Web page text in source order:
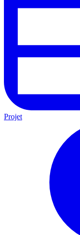
Projet